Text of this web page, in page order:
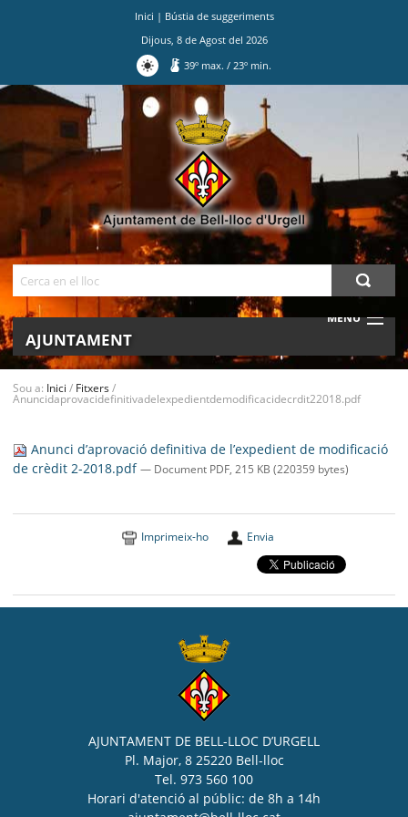
Inici | Bústia de suggeriments
Dijous, 8de Agostdel 2026
39º max./ 23º min.
MENU
AJUNTAMENT
BELL-LLOC SOLUCIONA
Sou a: Inici / Fitxers/
Anuncidaprovacidefinitivadelexpedientdemodificacidecrdit22018.pdf
Anunci d’aprovació definitiva de l’expedient de modificació
de crèdit 2-2018.pdf— Document PDF, 215 KB (220359 bytes)
Imprimeix-ho Envia
AJUNTAMENT DE BELL-LLOC D’URGELL
Pl. Major, 8 25220 Bell-lloc
Tel. 973 560 100
Horari d'atenció al públic: de 8h a 14h